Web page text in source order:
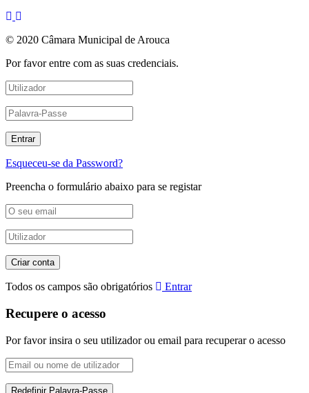
© 2020 Câmara Municipal de Arouca
Por favor entre com as suas credenciais.
Esqueceu-se da Password?
Preencha o formulário abaixo para se registar
Todos os campos são obrigatórios Entrar
Recupere o acesso
Por favor insira o seu utilizador ou email para recuperar o acesso